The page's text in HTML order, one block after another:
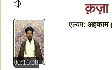
क़ज़ा
00:16:08
एल्बम: अहकाम